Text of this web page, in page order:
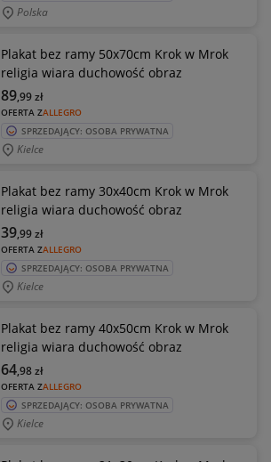
Polska
Plakat bez ramy 50x70cm Krok w Mrok
religia wiara duchowość obraz
OFERTA ZALLEGRO
89,99zł
SPRZEDAJĄCY: OSOBA PRYWATNA
Kielce
Plakat bez ramy 30x40cm Krok w Mrok
religia wiara duchowość obraz
OFERTA ZALLEGRO
39,99zł
SPRZEDAJĄCY: OSOBA PRYWATNA
Kielce
Plakat bez ramy 40x50cm Krok w Mrok
religia wiara duchowość obraz
OFERTA ZALLEGRO
64,98zł
SPRZEDAJĄCY: OSOBA PRYWATNA
Kielce